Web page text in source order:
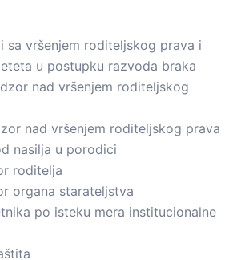
sa vršenjem roditeljskog prava i
u postupku razvoda braka
nad vršenjem roditeljskog
nad vršenjem roditeljskog prava
nasilja u porodici
roditelja
organa starateljstva
po isteku mera institucionalne